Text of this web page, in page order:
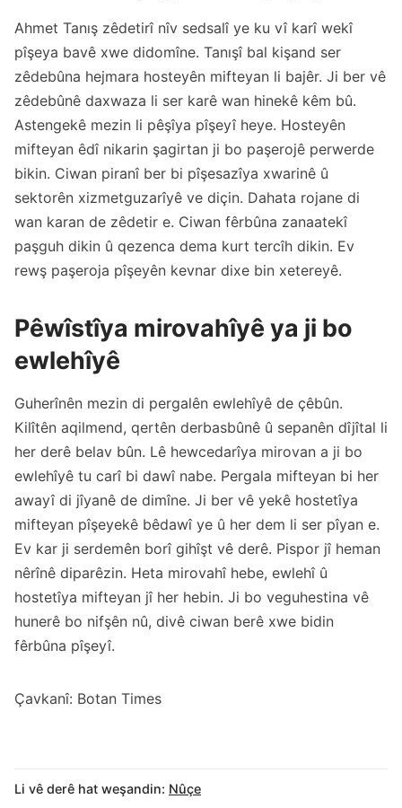
Ahmet Tanış zêdetirî nîv sedsalî ye ku vî karî wekî
pîşeya bavê xwe didomîne. Tanışî bal kişand ser
zêdebûna hejmara hosteyên mifteyan li bajêr. Ji ber vê
zêdebûnê daxwaza li ser karê wan hinekê kêm bû.
Astengekê mezin li pêşîya pîşeyî heye. Hosteyên
mifteyan êdî nikarin şagirtan ji bo paşerojê perwerde
bikin. Ciwan piranî ber bi pîşesazîya xwarinê û
sektorên xizmetguzarîyê ve diçin. Dahata rojane di
wan karan de zêdetir e. Ciwan fêrbûna zanaatekî
paşguh dikin û qezenca dema kurt tercîh dikin. Ev
rewş paşeroja pîşeyên kevnar dixe bin xetereyê.
Pêwîstîya mirovahîyê ya ji bo
ewlehîyê
Guherînên mezin di pergalên ewlehîyê de çêbûn.
Kilîtên aqilmend, qertên derbasbûnê û sepanên dîjîtal li
her derê belav bûn. Lê hewcedarîya mirovan a ji bo
ewlehîyê tu carî bi dawî nabe. Pergala mifteyan bi her
awayî di jîyanê de dimîne. Ji ber vê yekê hostetîya
mifteyan pîşeyekê bêdawî ye û her dem li ser pîyan e.
Ev kar ji serdemên borî gihîşt vê derê. Pispor jî heman
nêrînê diparêzin. Heta mirovahî hebe, ewlehî û
hostetîya mifteyan jî her hebin. Ji bo veguhestina vê
hunerê bo nifşên nû, divê ciwan berê xwe bidin
fêrbûna pîşeyî.
Çavkanî: Botan Times
Li vê derê hat weşandin: Nûçe